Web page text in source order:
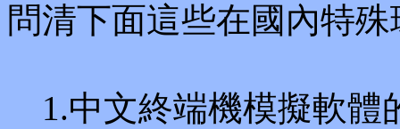
問清下面這些在國內特
1.中文終端機模擬軟體